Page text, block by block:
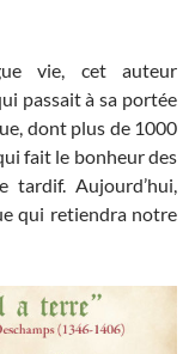
vie, cet auteur
passait à sa portée
dont plus de 1000
fait le bonheur des
tardif. Aujourd’hui,
qui retiendra notre